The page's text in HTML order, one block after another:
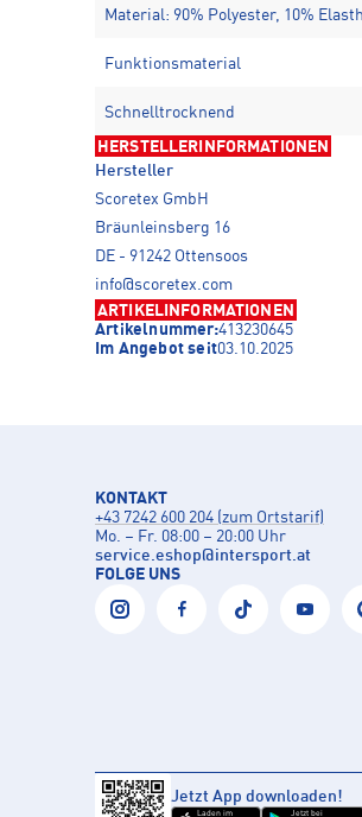
Material: 90% Polyester, 10%
Funktionsmaterial
Schnelltrocknend
HERSTELLERINFORMATIONEN
Hersteller
Scoretex GmbH
Bräunleinsberg 16
DE - 91242 Ottensoos
info@scoretex.com
ARTIKELINFORMATIONEN
Artikelnummer:413230645
Im Angebot seit03.10.2025
KONTAKT
+43 7242 600 204 (zum Ortstarif)
Mo. – Fr. 08:00 – 20:00 Uhr
service.eshop@intersport.at
FOLGE UNS
Jetzt App downloaden!
Laden im Jetzt bei